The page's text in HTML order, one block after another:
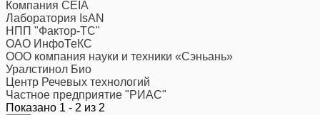
Компания CEIA
Лаборатория IsAN
НПП "Фактор-ТС"
ОАО ИнфоТеКС
ООО компания науки и техники «Сэньань»
Уралстинол Био
Центр Речевых технологий
Частное предприятие "РИАС"
Показано 1 - 2 из 2